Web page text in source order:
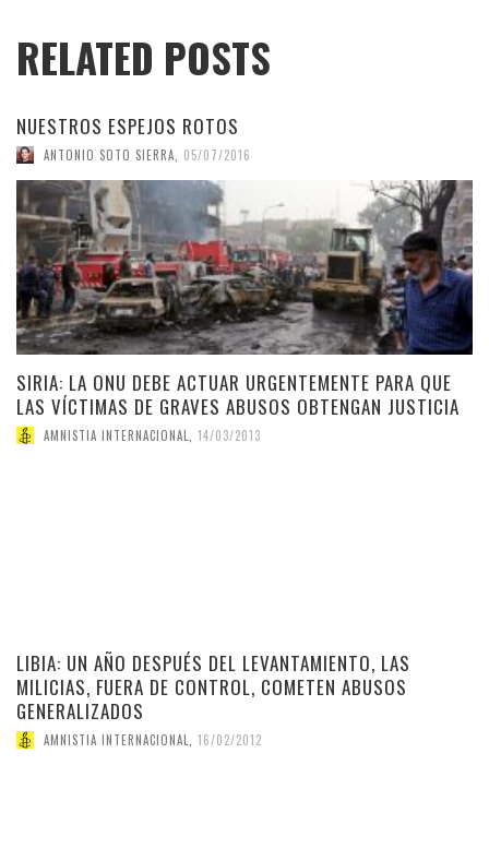
RELATED POSTS
NUESTROS ESPEJOS ROTOS
ANTONIO SOTO SIERRA 05/07/2016
SIRIA: LA ONU DEBE ACTUAR URGENTEMENTE PARA QUE
LAS VÍCTIMAS DE GRAVES ABUSOS OBTENGAN JUSTICIA
AMNISTIA INTERNACIONAL 14/03/2013
LIBIA: UN AÑO DESPUÉS DEL LEVANTAMIENTO, LAS
MILICIAS, FUERA DE CONTROL, COMETEN ABUSOS
GENERALIZADOS
AMNISTIA INTERNACIONAL 16/02/2012